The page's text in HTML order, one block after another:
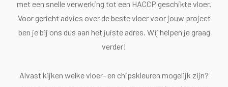
met een snelle verwerking tot een HACCP geschikte vloer.
Voor gericht advies over de beste vloer voor jouw project
ben je bij ons dus aan het juiste adres. Wij helpen je graag
verder!
Alvast kijken welke vloer- en chipskleuren mogelijk zijn?